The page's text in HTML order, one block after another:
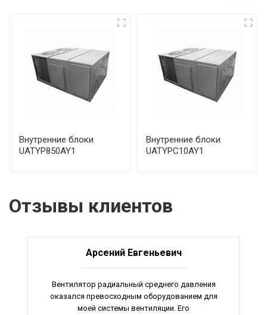
Внутренние блоки
UATYP850AY1
Внутренние блоки
UATYPC10AY1
Отзывы клиентов
Арсений Евгеньевич
Вентилятор радиальный среднего давления
оказался превосходным оборудованием для
моей системы вентиляции. Его